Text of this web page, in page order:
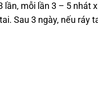
mỗi lần 3 – 5
Sau 3 ngày, nếu